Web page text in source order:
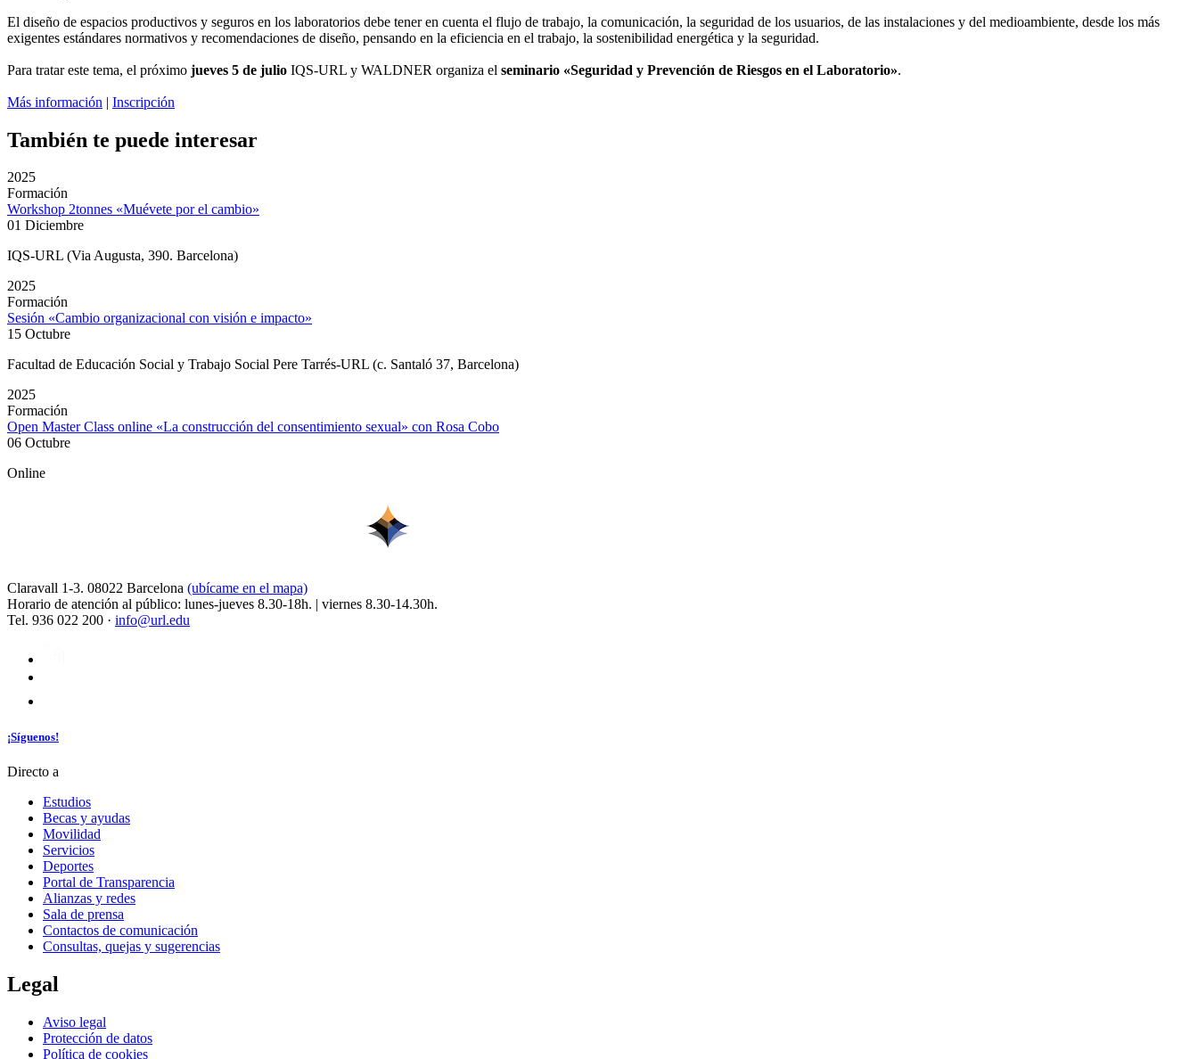
El diseño de espacios productivos y seguros en los laboratorios debe tener en cuenta el flujo de trabajo, la comunicación, la seguridad de los usuarios, de las instalaciones y del medioambiente, desde los más
exigentes estándares normativos y recomendaciones de diseño, pensando en la eficiencia en el trabajo, la sostenibilidad energética y la seguridad.
Para tratar este tema, el próximo jueves 5 de julio IQS-URL y WALDNER organiza el seminario «Seguridad y Prevención de Riesgos en el Laboratorio».
Más información | Inscripción
También te puede interesar
2025
Formación
Workshop 2tonnes «Muévete por el cambio»
01 Diciembre
IQS-URL (Via Augusta, 390. Barcelona)
2025
Formación
Sesión «Cambio organizacional con visión e impacto»
15 Octubre
Facultad de Educación Social y Trabajo Social Pere Tarrés-URL (c. Santaló 37, Barcelona)
2025
Formación
Open Master Class online «La construcción del consentimiento sexual» con Rosa Cobo
06 Octubre
Online
Claravall 1-3. 08022 Barcelona (ubícame en el mapa)
Horario de atención al público: lunes-jueves 8.30-18h. | viernes 8.30-14.30h.
Tel. 936 022 200 · info@url.edu
¡Síguenos!
Directo a
Estudios
Becas y ayudas
Movilidad
Servicios
Deportes
Portal de Transparencia
Alianzas y redes
Sala de prensa
Contactos de comunicación
Consultas, quejas y sugerencias
Legal
Aviso legal
Protección de datos
Política de cookies